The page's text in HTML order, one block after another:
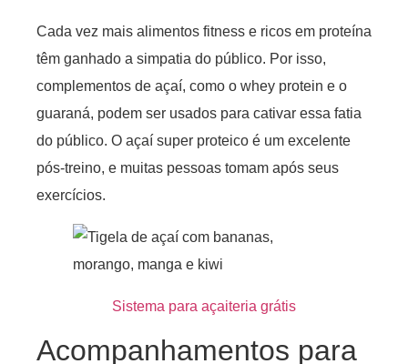
Cada vez mais alimentos fitness e ricos em proteína
têm ganhado a simpatia do público. Por isso,
complementos de açaí, como o whey protein e o
guaraná, podem ser usados para cativar essa fatia
do público. O açaí super proteico é um excelente
pós-treino, e muitas pessoas tomam após seus
exercícios.
Sistema para açaiteria grátis
Acompanhamentos para